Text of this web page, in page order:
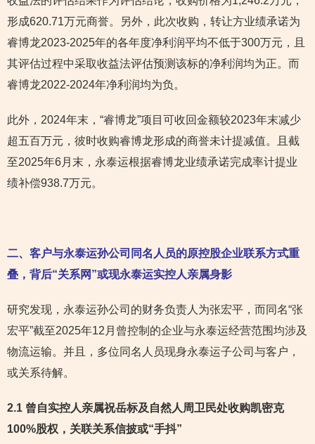
形成620.71万元商誉。另外，此次收购，转让方业绩承诺为
睿博龙2023-2025年的各年度净利润平均不低于300万元，且
其评估过程中采取收益法评估预测该标的净利润均为正。而
睿博龙2022-2024年净利润均为负。
此外，2024年末，“睿博龙”项目可收回金额较2023年末减少
超五百万元，彼时收购睿博龙形成的商誉未计提减值。且截
至2025年6月末，永泰运根据睿博龙业绩承诺完成率计提业
绩补偿938.7万元。
二、客户与永泰运孙公司同名人员的原控股企业联系方式重
叠，背后“关系网”或现永泰运实控人亲属身影
研究发现，永泰运孙公司的财务负责人为张宏平，而同名“张
宏平”截至2025年12月曾控制的企业与永泰运经营范围均涉及
物流运输。并且，多位同名人员现身永泰运子公司与客户，
或关系待解。
2.1 曾自实控人亲属祝岳标及自然人周卫民处收购凯密克
100%股权，关联关系信披或“手抖”